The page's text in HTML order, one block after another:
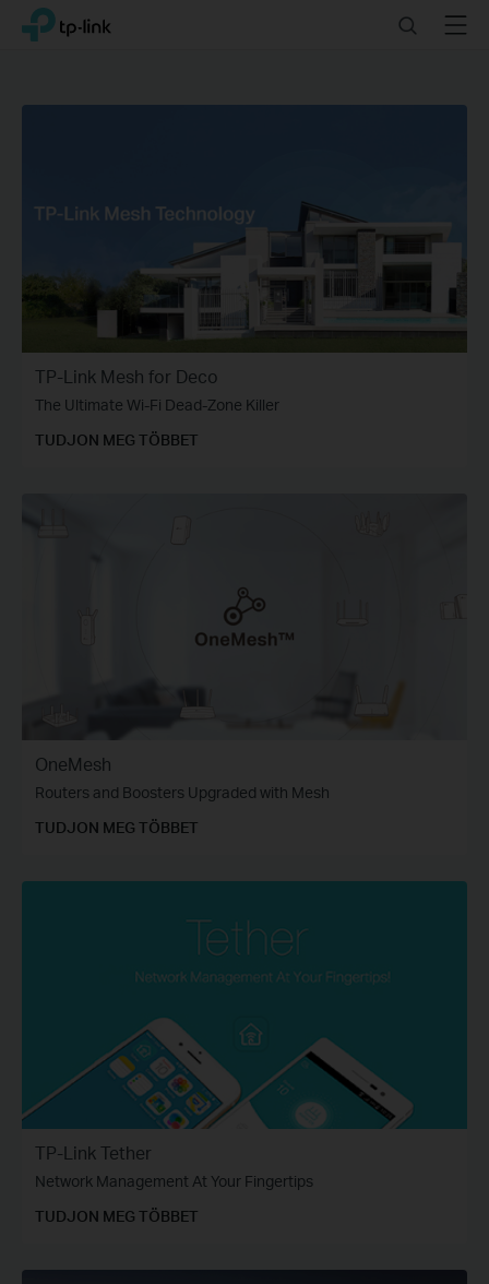
Click
navigation
TP-Link, Reliably Smart SearchMenu
TP-Link Mesh for Deco
The Ultimate Wi-Fi Dead-Zone Killer
TUDJON MEG TÖBBET
OneMesh
Routers and Boosters Upgraded with Mesh
TUDJON MEG TÖBBET
TP-Link Tether
Network Management At Your Fingertips
TUDJON MEG TÖBBET